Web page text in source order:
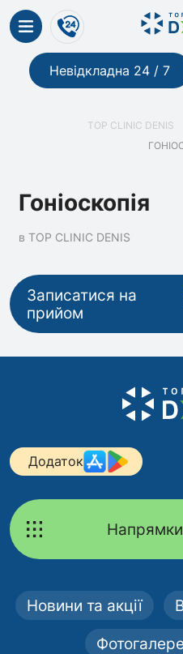
Невідкладна 24 / 7
TOP CLINIC DENIS
Гоніоскопія
в TOP CLINIC DENIS
Записатися на
прийом
Додаток
Напрямки
Новини та акції